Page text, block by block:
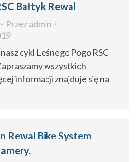
Bałtyk Rewal
Przezadmin
cykl Leśnego Pogo RSC
wszystkich
informacji znajduje się na
Rewal Bike System